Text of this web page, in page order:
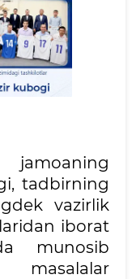
jamoaning
tadbirning
vazirlik
iborat
munosib